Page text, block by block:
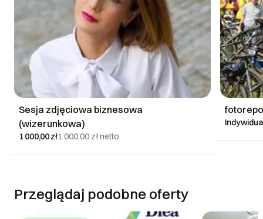
Sesja zdjęciowa biznesowa
(wizerunkowa)
1 000,00 zł1 000,00 złnetto
Przeglądaj podobne oferty